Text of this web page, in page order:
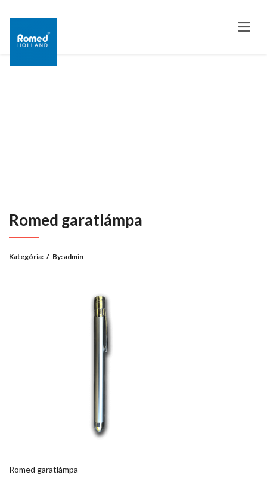
Romed garatlámpa
Kategória: / By:admin
Romed garatlámpa